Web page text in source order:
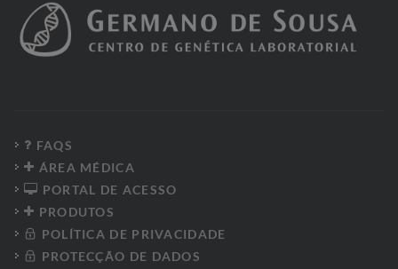
FAQS
ÁREA MÉDICA
PORTAL DE ACESSO
PRODUTOS
POLÍTICA DE PRIVACIDADE
PROTECÇÃO DE DADOS